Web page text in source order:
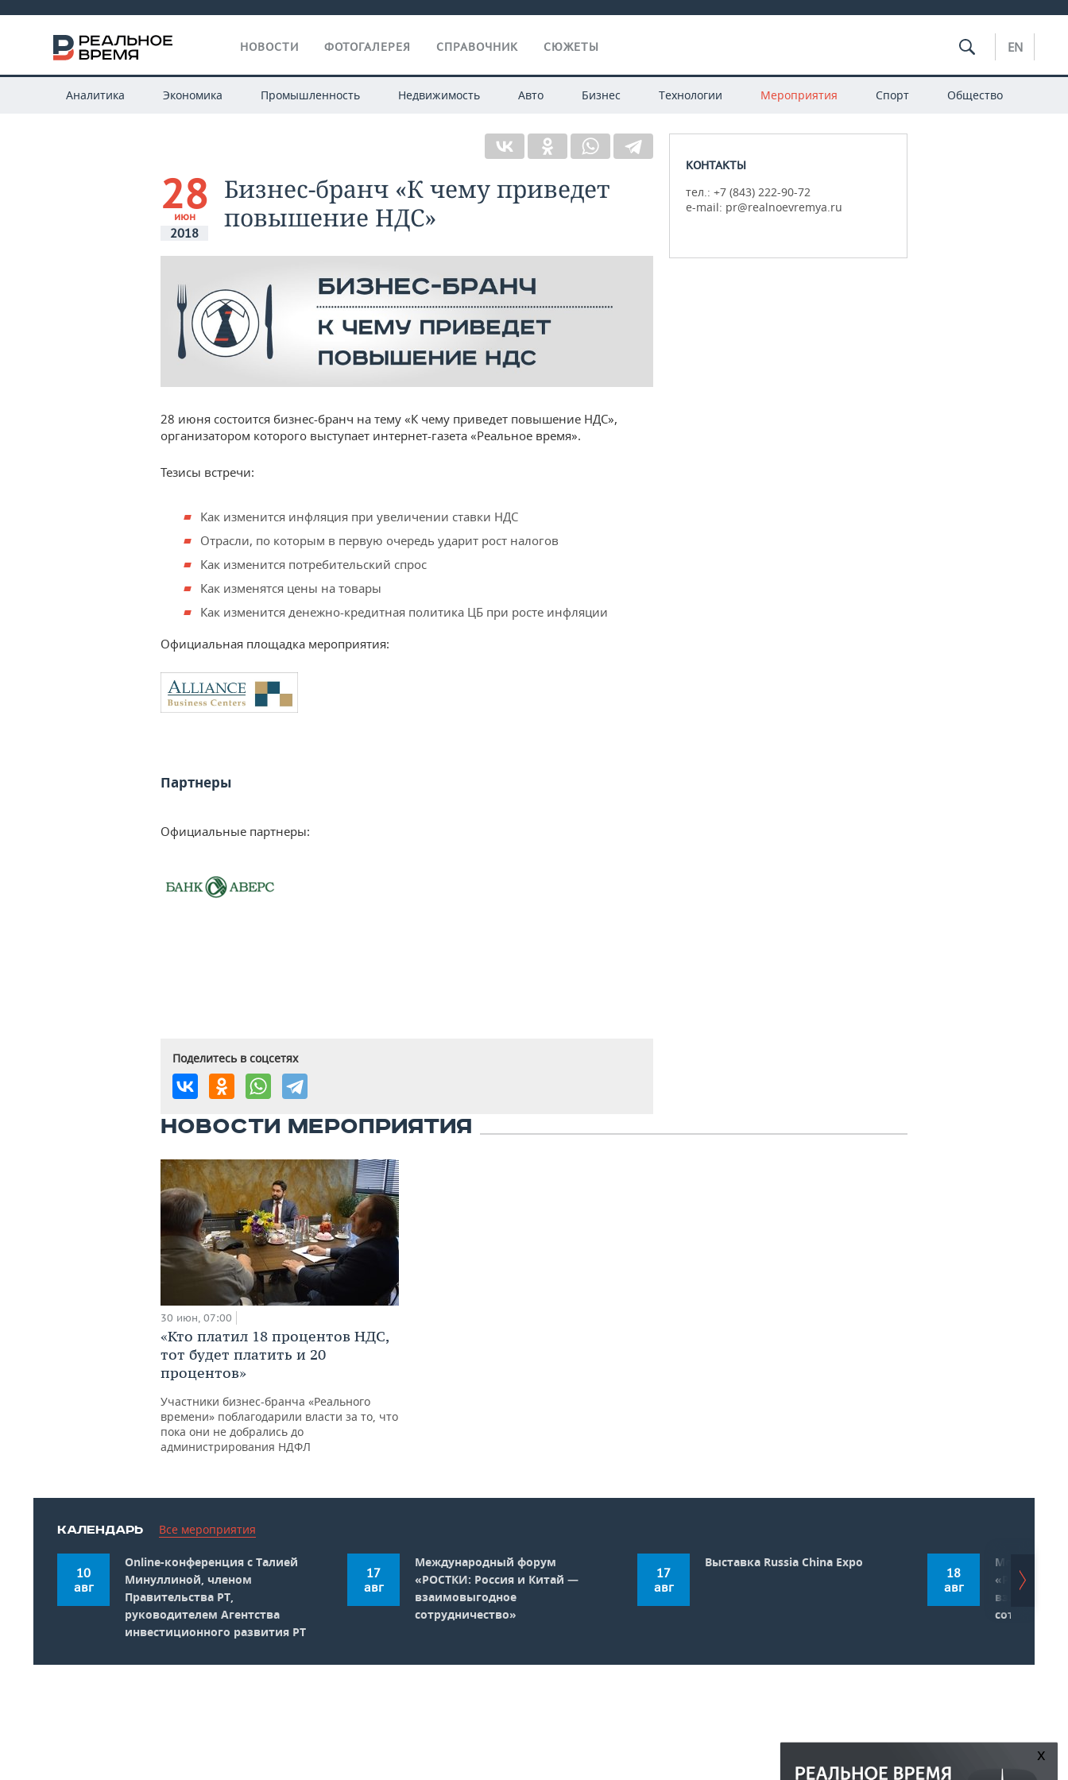
НОВОСТИ ФОТОГАЛЕРЕЯ СПРАВОЧНИК СЮЖЕТЫ EN
Аналитика Экономика Промышленность Недвижимость Авто Бизнес Технологии Мероприятия Спорт Общество
28
июн
2018
Бизнес-бранч «К чему приведет
повышение НДС»
28 июня состоится бизнес-бранч на тему «К чему приведет повышение НДС»,
организатором которого выступает интернет-газета «Реальное время».
Тезисы встречи:
Как изменится инфляция при увеличении ставки НДС
Отрасли, по которым в первую очередь ударит рост налогов
Как изменится потребительский спрос
Как изменятся цены на товары
Как изменится денежно-кредитная политика ЦБ при росте инфляции
Официальная площадка мероприятия:
Партнеры
Официальные партнеры:
Поделитесь в соцсетях
КОНТАКТЫ
тел.: +7 (843) 222-90-72
e-mail: pr@realnoevremya.ru
НОВОСТИ МЕРОПРИЯТИЯ
30 июн, 07:00
«Кто платил 18 процентов НДС,
тот будет платить и 20
процентов»
Участники бизнес-бранча «Реального
времени» поблагодарили власти за то, что
пока они не добрались до
администрирования НДФЛ
КАЛЕНДАРЬ Все мероприятия
10
авг
Online-конференция c Талией
Минуллиной, членом
Правительства РТ,
руководителем Агентства
инвестиционного развития РТ
17
авг
Международный форум
«РОСТКИ: Россия и Китай —
взаимовыгодное
сотрудничество»
17
авг
Выставка Russia China Expo
18
авг
«РОСТКИ:
x